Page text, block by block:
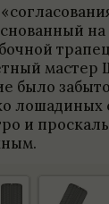
мастер
было
лоша­ди­ных
и